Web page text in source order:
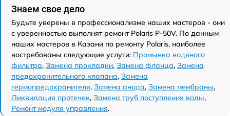
Знаем свое дело
Будьте уверены в профессионализме наших мастеров - они
с уверенностью выполнят ремонт Polaris P-50V. По данным
наших мастеров в Казани по ремонту Polaris, наиболее
востребованы следующие услуги: Промывка водяного
фильтра, Замена прокладки, Замена фланца, Замена
предохранительного клапана, Замена
термопредохранителя, Замена анода, Замена мембраны,
Ликвидация протечек, Замена труб поступления воды,
Ремонт модуля управления.